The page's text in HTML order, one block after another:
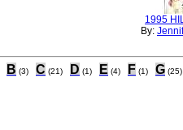
1995
By:
B (3) C (21) D (1) E (4) F (1) G (25)